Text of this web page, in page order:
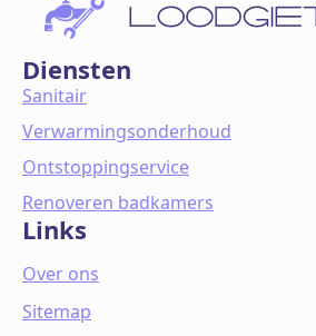
Diensten
Sanitair
Verwarmingsonderhoud
Ontstoppingservice
Renoveren badkamers
Links
Over ons
Sitemap